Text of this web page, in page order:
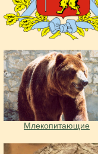
Млекопитающие